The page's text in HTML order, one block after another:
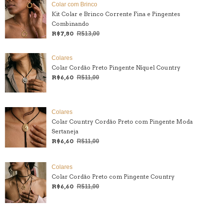
Colar com Brinco
Kit Colar e Brinco Corrente Fina e Pingentes
Combinando
R$7,80 R$13,00
Colares
Colar Cordão Preto Pingente Níquel Country
R$6,60 R$11,00
Colares
Colar Country Cordão Preto com Pingente Moda
Sertaneja
R$6,60 R$11,00
Colares
Colar Cordão Preto com Pingente Country
R$6,60 R$11,00